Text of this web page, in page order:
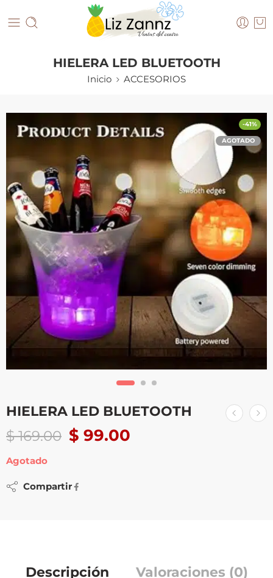
HIELERA LED BLUETOOTH
Inicio ACCESORIOS
-41%
AGOTADO
HIELERA LED BLUETOOTH
$169.00 $ 99.00
Agotado
Compartir
Descripción Valoraciones (0)